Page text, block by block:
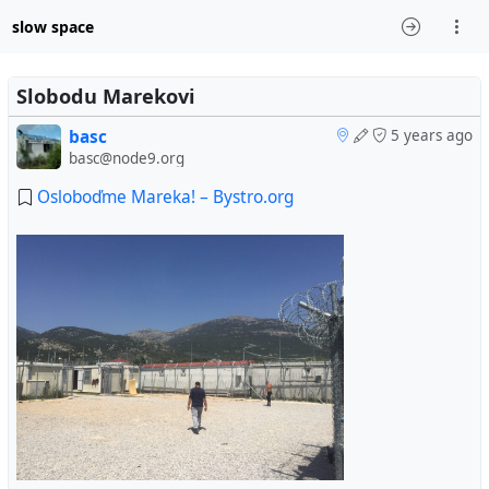
slow space
Slobodu Marekovi
5 years ago
basc
basc@node9.org
Osloboďme Mareka! – Bystro.org